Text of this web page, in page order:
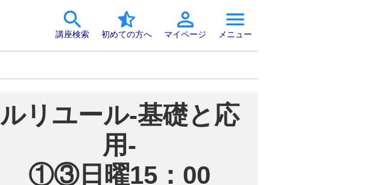
講座検索 初めての方へ マイページ メニュー
ルリユール-基礎と応
用-
①③日曜15：00